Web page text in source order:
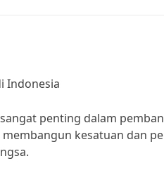
Indonesia
penting dalam
kesatuan dan